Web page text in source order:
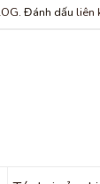
. Đánh dấuliên